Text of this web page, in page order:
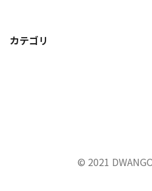
カテゴリ
© 2021